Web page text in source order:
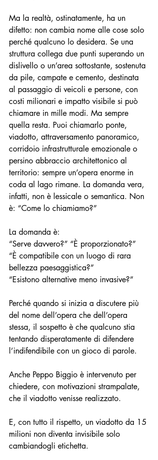
Ma la realtà, ostinatamente, ha un
difetto: non cambia nome alle cose solo
perché qualcuno lo desidera. Se una
struttura collega due punti superando un
dislivello o un’area sottostante, sostenuta
da pile, campate e cemento, destinata
al passaggio di veicoli e persone, con
costi milionari e impatto visibile si può
chiamare in mille modi. Ma sempre
quella resta. Puoi chiamarlo ponte,
viadotto, attraversamento panoramico,
corridoio infrastrutturale emozionale o
persino abbraccio architettonico al
territorio: sempre un’opera enorme in
coda al lago rimane. La domanda vera,
infatti, non è lessicale o semantica. Non
è: “Come lo chiamiamo?”
La domanda è:
“Serve davvero?” “È proporzionato?”
“È compatibile con un luogo di rara
bellezza paesaggistica?”
“Esistono alternative meno invasive?”
Perché quando si inizia a discutere più
del nome dell’opera che dell’opera
stessa, il sospetto è che qualcuno stia
tentando disperatamente di difendere
l’indifendibile con un gioco di parole.
Anche Peppo Biggio è intervenuto per
chiedere, con motivazioni strampalate,
che il viadotto venisse realizzato.
E, con tutto il rispetto, un viadotto da 15
milioni non diventa invisibile solo
cambiandogli etichetta.